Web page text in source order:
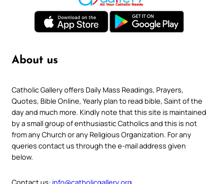
About us
Catholic Gallery offers Daily Mass Readings, Prayers,
Quotes, Bible Online, Yearly plan to read bible, Saint of the
day and much more. Kindly note that this site is maintained
by a small group of enthusiastic Catholics and this is not
from any Church or any Religious Organization. For any
queries contact us through the e-mail address given
below.
Contact us: info@catholicgallery.org